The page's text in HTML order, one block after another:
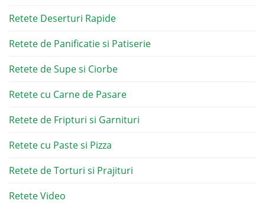
Retete Deserturi Rapide
Retete de Panificatie si Patiserie
Retete de Supe si Ciorbe
Retete cu Carne de Pasare
Retete de Fripturi si Garnituri
Retete cu Paste si Pizza
Retete de Torturi si Prajituri
Retete Video